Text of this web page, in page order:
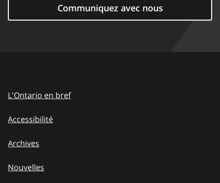
Communiquez avec nous
L'Ontario en bref
Accessibilité
Archives
Nouvelles